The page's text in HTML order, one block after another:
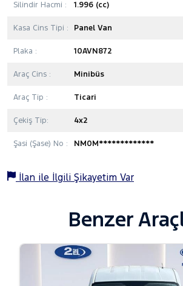
Silindir Hacmi : 1.996 (cc)
Kasa Cins Tipi : Panel Van
Plaka : 10AVN872
Araç Cins : Minibüs
Araç Tip : Ticari
Çekiş Tip: 4x2
Şasi (Şase) No : NM0M*************
İlan ile İlgili Şikayetim Var
Benzer